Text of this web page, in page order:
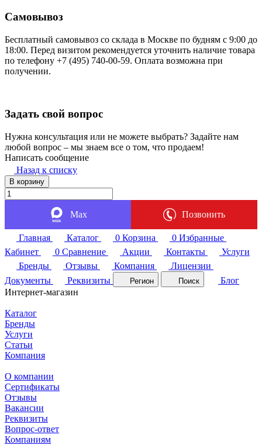
Самовывоз
Бесплатный самовывоз со склада в Москве по будням с 9:00 до
18:00. Перед визитом рекомендуется уточнить наличие товара
по телефону +7 (495) 740-00-59. Оплата возможна при
получении.
Задать свой вопрос
Нужна консультация или не можете выбрать? Задайте нам
любой вопрос – мы знаем все о том, что продаем!
Написать сообщение
Назад к списку
В корзину
Max Позвонить
Главная Каталог 0 Корзина 0 Избранные
Кабинет
0 Сравнение Акции Контакты
Услуги
Бренды
Отзывы Компания
Лицензии
Документы
Реквизиты Регион Поиск
Блог
Интернет-магазин
Каталог
Бренды
Услуги
Статьи
Компания
О компании
Сертификаты
Отзывы
Вакансии
Реквизиты
Вопрос-ответ
Компаниям